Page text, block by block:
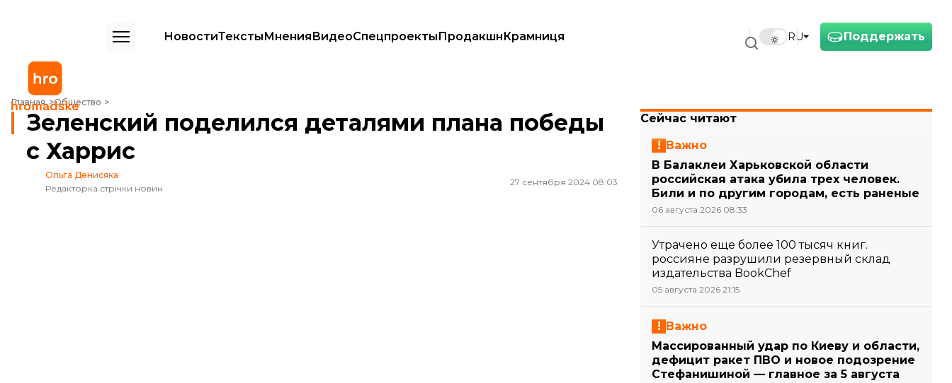
Поддержать
RU
НовостиТекстыМненияВидеоСпецпроектыПродакшнКрамниця
Главная Общество
Зеленский поделился деталями плана победы с Харрис
Зеленский поделился деталями плана победы
с Харрис
Ольга Денисяка
Редакторка стрічки новин
27 сентября 2024 08:03
Сейчас читают
Важно
В Балаклеи Харьковской области
российская атака убила трех человек.
Били и по другим городам, есть раненые
06 августа 2026 08:33
Утрачено еще более 100 тысяч книг.
россияне разрушили резервный склад
издательства BookChef
05 августа 2026 21:15
Важно
Массированный удар по Киеву и области,
дефицит ракет ПВО и новое подозрение
Стефанишиной — главное за 5 августа